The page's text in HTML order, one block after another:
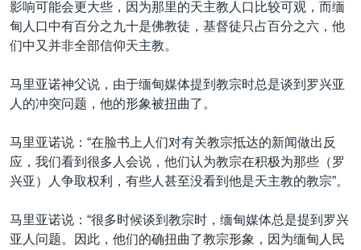
影响可能会更大些，因为那里的天主教人口比较可观，而缅
甸人口中有百分之九十是佛教徒，基督徒只占百分之六，他
们中又并非全部信仰天主教。
马里亚诺神父说，由于缅甸媒体提到教宗时总是谈到罗兴亚
人的冲突问题，他的形象被扭曲了。
马里亚诺说：“在脸书上人们对有关教宗抵达的新闻做出反
应，我们看到很多人会说，他们认为教宗在积极为那些（罗
兴亚）人争取权利，有些人甚至没看到他是天主教的教宗”。
马里亚诺说：“很多时候谈到教宗时，缅甸媒体总是提到罗兴
亚人问题。因此，他们的确扭曲了教宗形象，因为缅甸人民